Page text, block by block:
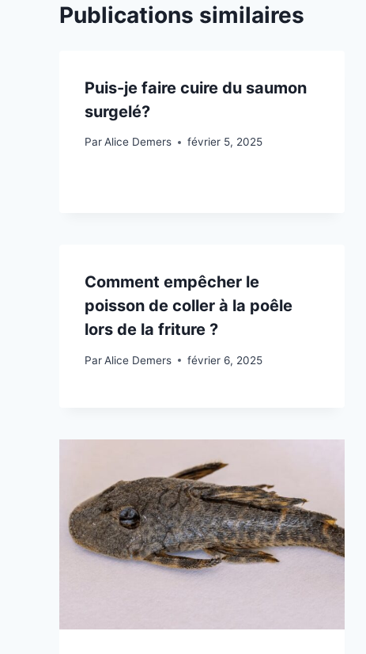
Publications similaires
Puis-je faire cuire du saumon
surgelé?
ParAlice Demers février 5, 2025
Comment empêcher le
poisson de coller à la poêle
lors de la friture ?
ParAlice Demers février 6, 2025